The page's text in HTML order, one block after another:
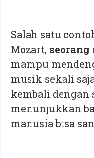
Salah satu
Mozart, seorang
mampu
musik sekali
kembali dengan
menunjukkan
manusia bisa